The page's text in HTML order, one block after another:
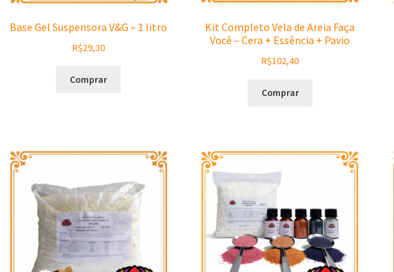
Base Gel Suspensora V&G – 1 litro
R$29,30
Comprar
Kit Completo Vela de Areia Faça
Você – Cera + Essência + Pavio
R$102,40
Comprar